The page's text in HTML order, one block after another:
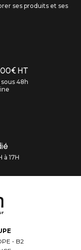
ses produits et ses
HT
48h
17H
- B2